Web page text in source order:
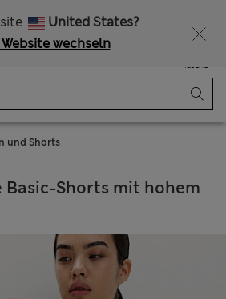
United States?
wechseln
Tasche
und Shorts
Basic-Shorts mit hohem